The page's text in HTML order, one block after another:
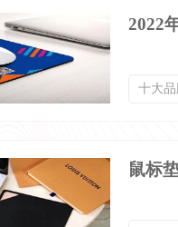
牌排行榜
品牌排行榜
2022
十大品
鼠标